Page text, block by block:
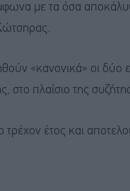
με τα όσα
«κανονικά» οι δύο
πλαίσιο της
έτος και